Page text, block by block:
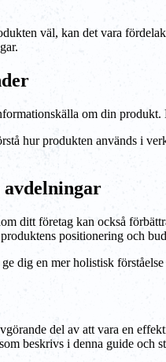
väl, kan det vara
om din
hur produkten används i
avdelningar
ditt företag kan också
positionering och
dig en mer holistisk
del av att vara en
beskrivs i denna guide